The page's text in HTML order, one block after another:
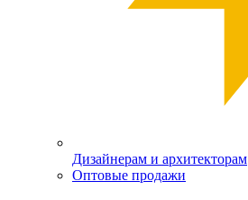
Дизайнерам и архитекторам
Оптовые продажи